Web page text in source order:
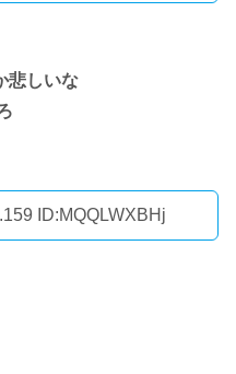
悲しいな
ID:MQQLWXBHj